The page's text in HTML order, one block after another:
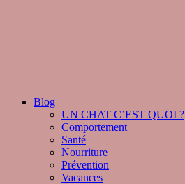
Blog
UN CHAT C’EST QUOI ?
Comportement
Santé
Nourriture
Prévention
Vacances